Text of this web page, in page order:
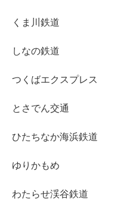
くま川鉄道
しなの鉄道
つくばエクスプレス
とさでん交通
ひたちなか海浜鉄道
ゆりかもめ
わたらせ渓谷鉄道